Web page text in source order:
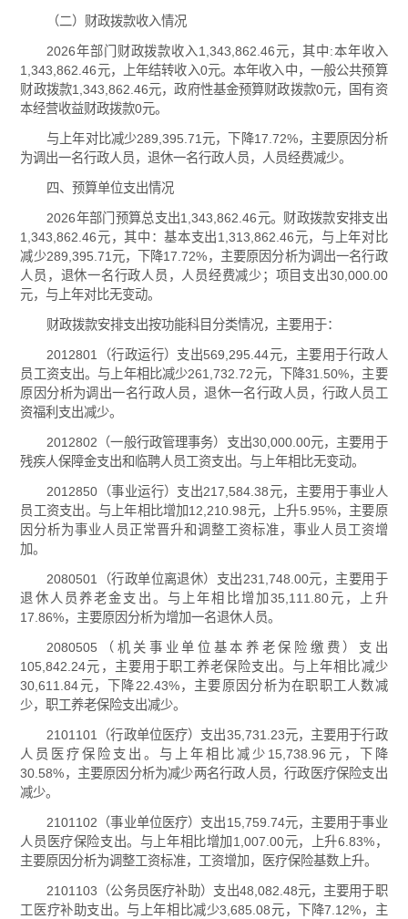
（二）财政拨款收入情况
2026年部门财政拨款收入1,343,862.46元，其中:本年收入
1,343,862.46元，上年结转收入0元。本年收入中，一般公共预算
财政拨款1,343,862.46元，政府性基金预算财政拨款0元，国有资
本经营收益财政拨款0元。
与上年对比减少289,395.71元，下降17.72%，主要原因分析
为调出一名行政人员，退休一名行政人员，人员经费减少。
四、预算单位支出情况
2026年部门预算总支出1,343,862.46元。财政拨款安排支出
1,343,862.46元，其中：基本支出1,313,862.46元，与上年对比
减少289,395.71元，下降17.72%，主要原因分析为调出一名行政
人员，退休一名行政人员，人员经费减少；项目支出30,000.00
元，与上年对比无变动。
财政拨款安排支出按功能科目分类情况，主要用于：
2012801（行政运行）支出569,295.44元，主要用于行政人
员工资支出。与上年相比减少261,732.72元，下降31.50%，主要
原因分析为调出一名行政人员，退休一名行政人员，行政人员工
资福利支出减少。
2012802（一般行政管理事务）支出30,000.00元，主要用于
残疾人保障金支出和临聘人员工资支出。与上年相比无变动。
2012850（事业运行）支出217,584.38元，主要用于事业人
员工资支出。与上年相比增加12,210.98元，上升5.95%，主要原
因分析为事业人员正常晋升和调整工资标准，事业人员工资增
加。
2080501（行政单位离退休）支出231,748.00元，主要用于
退休人员养老金支出。与上年相比增加35,111.80元，上升
17.86%，主要原因分析为增加一名退休人员。
2080505（机关事业单位基本养老保险缴费）支出
105,842.24元，主要用于职工养老保险支出。与上年相比减少
30,611.84元，下降22.43%，主要原因分析为在职职工人数减
少，职工养老保险支出减少。
2101101（行政单位医疗）支出35,731.23元，主要用于行政
人员医疗保险支出。与上年相比减少15,738.96元，下降
30.58%，主要原因分析为减少两名行政人员，行政医疗保险支出
减少。
2101102（事业单位医疗）支出15,759.74元，主要用于事业
人员医疗保险支出。与上年相比增加1,007.00元，上升6.83%，
主要原因分析为调整工资标准，工资增加，医疗保险基数上升。
2101103（公务员医疗补助）支出48,082.48元，主要用于职
工医疗补助支出。与上年相比减少3,685.08元，下降7.12%，主